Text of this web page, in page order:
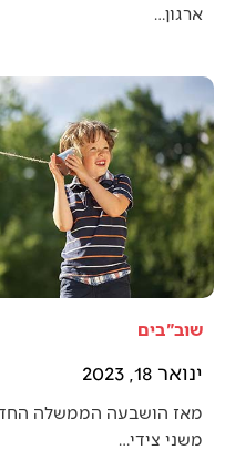
ארגון…
שוב"בים
ינואר 18, 2023
מאז הושבעה הממשלה
משני צידי…